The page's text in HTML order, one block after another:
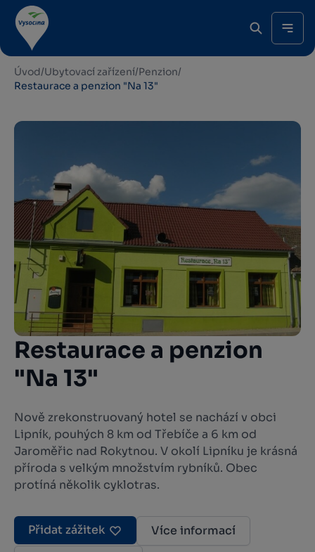
Úvod/Ubytovací zařízení/Penzion/
Restaurace a penzion "Na 13"
Restaurace a penzion
"Na 13"
Nově zrekonstruovaný hotel se nachází v obci
Lipník, pouhých 8 km od Třebíče a 6 km od
Jaroměřic nad Rokytnou. V okolí Lipníku je krásná
příroda s velkým množstvím rybníků. Obec
protíná několik cyklotras.
Přidat zážitek
Více informací